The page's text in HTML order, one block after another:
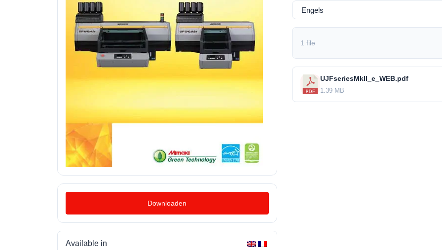
Downloaden
Available in
1 file
UJFseriesMkll_e_WEB.pdf
1.39 MB